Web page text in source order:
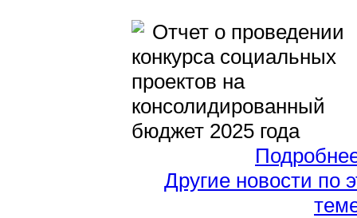
Отчет о проведении
конкурса социальных
проектов на
консолидированный
бюджет 2025 года
Другие новости по